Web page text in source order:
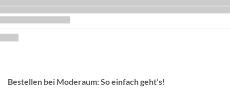
Bestellen bei Moderaum: So einfach geht’s!